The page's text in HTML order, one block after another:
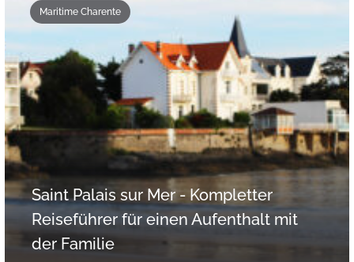
Maritime Charente
Saint Palais sur Mer - Kompletter
Reiseführer für einen Aufenthalt mit
der Familie